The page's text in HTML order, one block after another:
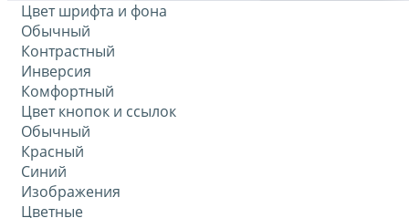
Цвет шрифта и фона
Обычный
Контрастный
Инверсия
Комфортный
Цвет кнопок и ссылок
Обычный
Красный
Синий
Изображения
Цветные